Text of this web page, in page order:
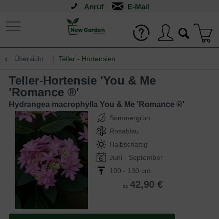
Anruf
Übersicht Teller - Hortensien
Teller-Hortensie 'You & Me
'Romance ®'
Hydrangea macrophylla You & Me 'Romance ®'
Sommergrün
Rosablau
Halbschattig
Juni - September
100 - 130 cm
ab 42,90 €